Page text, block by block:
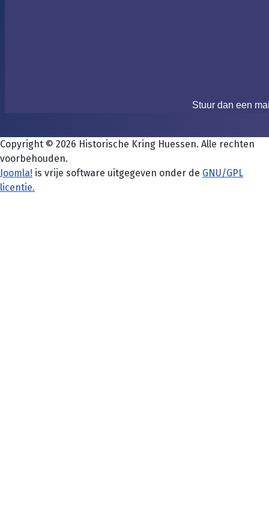
Stuur dan een
Copyright © 2026 Historische Kring Huessen. Alle rechten
voorbehouden.
Joomla! is vrije software uitgegeven onder de GNU/GPL
licentie.